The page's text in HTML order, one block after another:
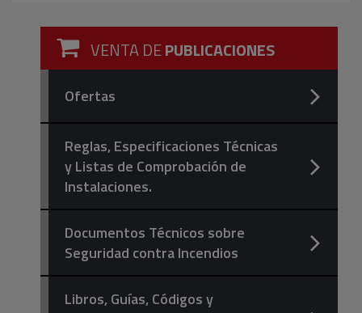
VENTA DEPUBLICACIONES
Ofertas
Reglas, Especificaciones Técnicas
y Listas de Comprobación de
Instalaciones.
Documentos Técnicos sobre
Seguridad contra Incendios
Libros, Guías, Códigos y